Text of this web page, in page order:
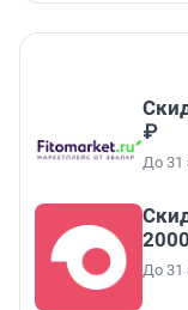
₽
До 31
До 31